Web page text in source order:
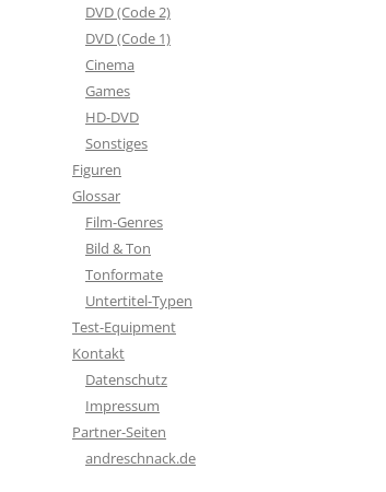
DVD (Code 2)
DVD (Code 1)
Cinema
Games
HD-DVD
Sonstiges
Figuren
Glossar
Film-Genres
Bild & Ton
Tonformate
Untertitel-Typen
Test-Equipment
Kontakt
Datenschutz
Impressum
Partner-Seiten
andreschnack.de